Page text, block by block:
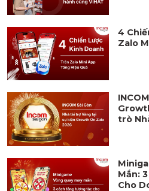
4
Zalo
trò
Mắn:
Cho